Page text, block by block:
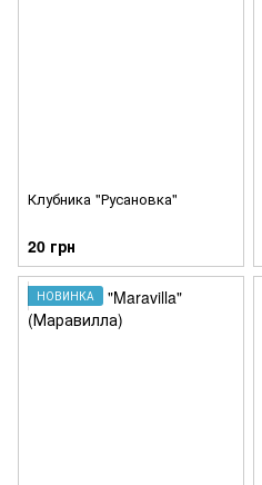
Клубника "Русановка"
20 грн
НОВИНКА